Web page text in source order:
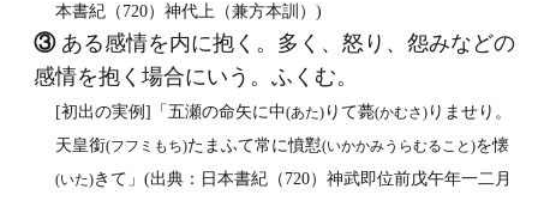
本書紀（720）神代上（兼方本訓）)
③ある感情を内に抱く。多く、怒り、怨みなどの
感情を抱く場合にいう。ふくむ。
[初出の実例]「五瀬の命矢に中(あた) りて薨(かむさ) りませり。
天皇銜(フフミもち)たまふて常に憤懟(いかかみうらむること)を懐
(いた)きて」(出典：日本書紀（720）神武即位前戊午年一二月